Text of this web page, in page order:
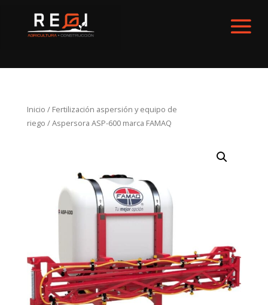
Inicio / Fertilización aspersión y equipo de
riego / Aspersora ASP-600 marca FAMAQ